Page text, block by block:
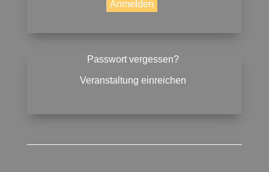
Passwort vergessen?
Veranstaltung einreichen